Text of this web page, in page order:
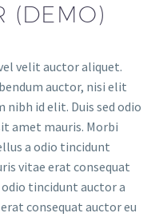
(DEMO)
velit auctor aliquet.
auctor, nisi elit
nibh id elit. Duis sed odio
amet mauris. Morbi
a odio tincidunt
vitae erat consequat
tincidunt auctor a
consequat auctor eu